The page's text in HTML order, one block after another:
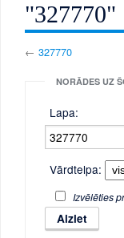
"327770"
←327770
NORĀDES UZ
Lapa:
Vārdtelpa:
Izvēlēties